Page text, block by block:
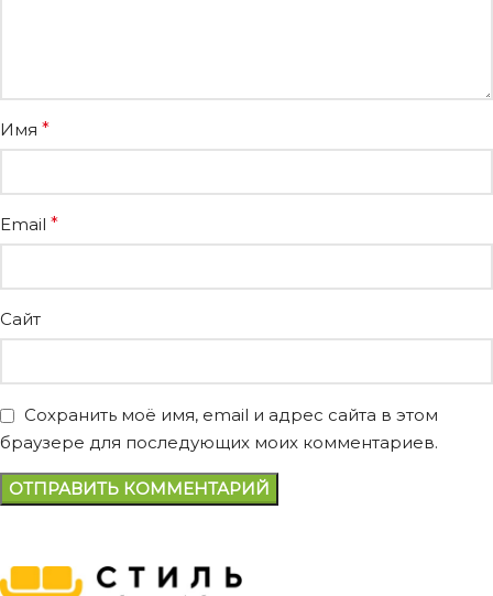
Имя *
Email *
Сайт
Сохранить моё имя, email и адрес сайта в этом
браузере для последующих моих комментариев.